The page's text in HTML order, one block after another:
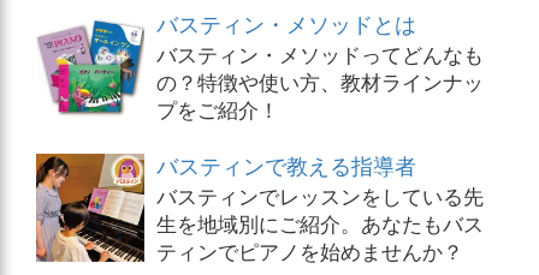
バスティン・メソッドとは
バスティン・メソッドってどんなも
の？特徴や使い方、教材ラインナッ
プをご紹介！
バスティンで教える指導者
バスティンでレッスンをしている先
生を地域別にご紹介。あなたもバス
ティンでピアノを始めませんか？